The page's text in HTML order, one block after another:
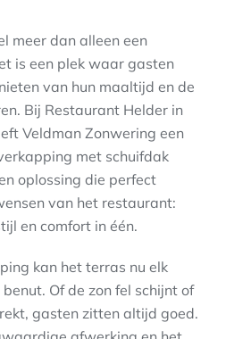
meer dan alleen een
is een plek waar gasten
van hun maaltijd en de
Bij Restaurant Helder in
Veldman Zonwering een
met schuifdak
oplossing die perfect
van het restaurant:
en comfort in één.
kan het terras nu elk
Of de zon fel schijnt of
gasten zitten altijd goed.